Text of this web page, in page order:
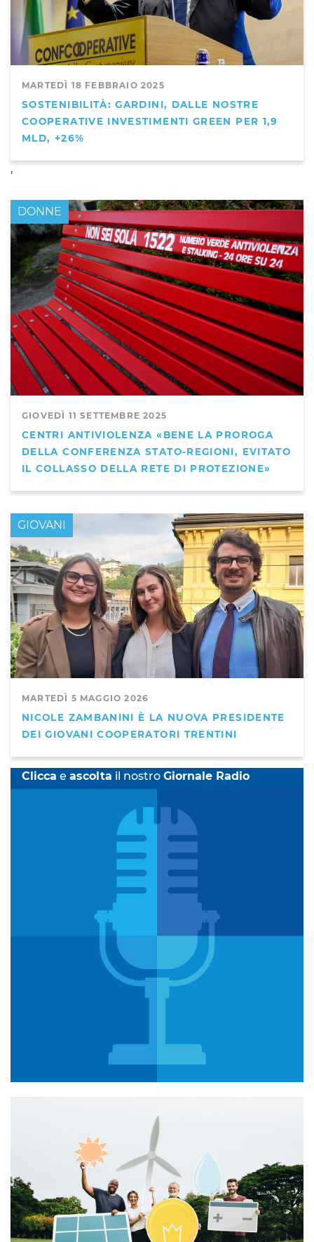
MARTEDÌ 18 FEBBRAIO 2025
SOSTENIBILITÀ: GARDINI, DALLE NOSTRE
COOPERATIVE INVESTIMENTI GREEN PER 1,9
MLD, +26%
,
GIOVEDÌ 11 SETTEMBRE 2025
CENTRI ANTIVIOLENZA «BENE LA PROROGA
DELLA CONFERENZA STATO-REGIONI, EVITATO
IL COLLASSO DELLA RETE DI PROTEZIONE»
DONNE
MARTEDÌ 5 MAGGIO 2026
NICOLE ZAMBANINI È LA NUOVA PRESIDENTE
DEI GIOVANI COOPERATORI TRENTINI
GIOVANI
Clicca e ascolta il nostro Giornale Radio